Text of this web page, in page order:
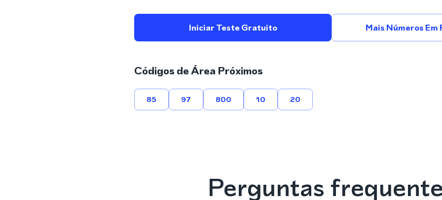
Iniciar Teste Gratuito Mais Números Em
Códigos de Área Próximos
85 97 800 10 20
Perguntas